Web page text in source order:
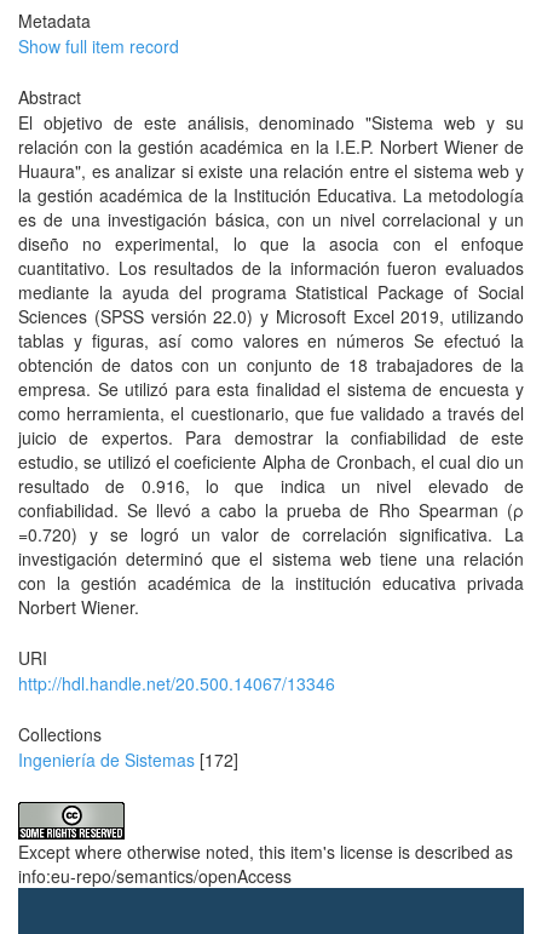
Metadata
Show full item record
Abstract
El objetivo de este análisis, denominado "Sistema web y su
relación con la gestión académica en la I.E.P. Norbert Wiener de
Huaura", es analizar si existe una relación entre el sistema web y
la gestión académica de la Institución Educativa. La metodología
es de una investigación básica, con un nivel correlacional y un
diseño no experimental, lo que la asocia con el enfoque
cuantitativo. Los resultados de la información fueron evaluados
mediante la ayuda del programa Statistical Package of Social
Sciences (SPSS versión 22.0) y Microsoft Excel 2019, utilizando
tablas y figuras, así como valores en números Se efectuó la
obtención de datos con un conjunto de 18 trabajadores de la
empresa. Se utilizó para esta finalidad el sistema de encuesta y
como herramienta, el cuestionario, que fue validado a través del
juicio de expertos. Para demostrar la confiabilidad de este
estudio, se utilizó el coeficiente Alpha de Cronbach, el cual dio un
resultado de 0.916, lo que indica un nivel elevado de
confiabilidad. Se llevó a cabo la prueba de Rho Spearman (ρ
=0.720) y se logró un valor de correlación significativa. La
investigación determinó que el sistema web tiene una relación
con la gestión académica de la institución educativa privada
Norbert Wiener.
URI
http://hdl.handle.net/20.500.14067/13346
Collections
Ingeniería de Sistemas [172]
Except where otherwise noted, this item's license is described as
info:eu-repo/semantics/openAccess